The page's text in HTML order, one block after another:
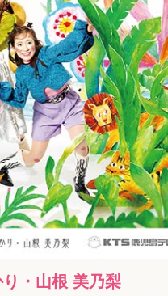
・山根 美乃梨